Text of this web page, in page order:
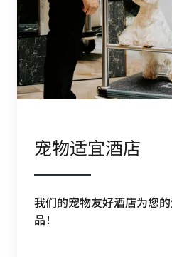
宠物适宜酒店
我们的宠物友好酒店为您
品！